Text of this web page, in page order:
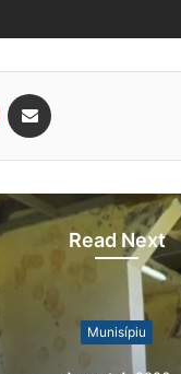
Read Next
Munisípiu